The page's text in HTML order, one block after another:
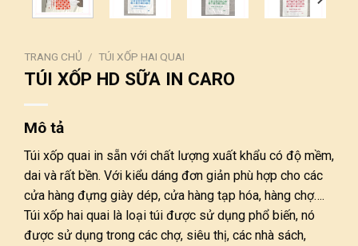
TRANG CHỦ / TÚI XỐP HAI QUAI
TÚI XỐP HD SỮA IN CARO
Mô tả
Túi xốp quai in sẵn với chất lượng xuất khẩu có độ mềm,
dai và rất bền. Với kiểu dáng đơn giản phù hợp cho các
cửa hàng đựng giày dép, cửa hàng tạp hóa, hàng chợ….
Túi xốp hai quai là loại túi được sử dụng phổ biến, nó
được sử dụng trong các chợ, siêu thị, các nhà sách,